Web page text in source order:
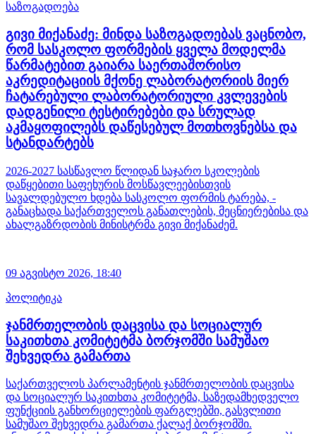
საზოგადოება
გივი მიქანაძე: მინდა საზოგადოებას ვაცნობო,
რომ სასკოლო ფორმების ყველა მოდელმა
წარმატებით გაიარა საერთაშორისო
აკრედიტაციის მქონე ლაბორატორიის მიერ
ჩატარებული ლაბორატორიული კვლევების
დადგენილი ტესტირებები და სრულად
აკმაყოფილებს დაწესებულ მოთხოვნებსა და
სტანდარტებს
2026-2027 სასწავლო წლიდან საჯარო სკოლების
დაწყებითი საფეხურის მოსწავლეებისთვის
სავალდებულო ხდება სასკოლო ფორმის ტარება, -
განაცხადა საქართველოს განათლების, მეცნიერებისა და
ახალგაზრდობის მინისტრმა გივი მიქანაძემ.
09 აგვისტო 2026, 18:40
პოლიტიკა
ჯანმრთელობის დაცვისა და სოციალურ
საკითხთა კომიტეტმა ბორჯომში სამუშაო
შეხვედრა გამართა
საქართველოს პარლამენტის ჯანმრთელობის დაცვისა
და სოციალურ საკითხთა კომიტეტმა, საზედამხედველო
ფუნქციის განხორციელების ფარგლებში, გასვლითი
სამუშაო შეხვედრა გამართა ქალაქ ბორჯომში.